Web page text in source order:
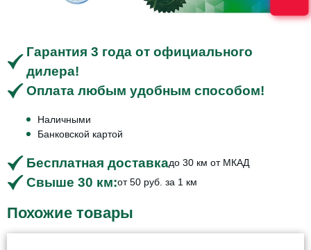
Гарантия 3 года от официального
дилера!
Оплата любым удобным способом!
Наличными
Банковской картой
Бесплатная доставкадо 30 км от МКАД
Свыше 30 км:от 50 руб. за 1 км
Похожие товары